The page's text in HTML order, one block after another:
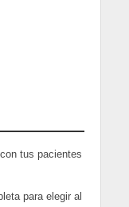
tus pacientes
para elegir al